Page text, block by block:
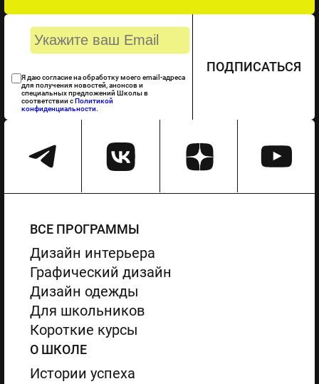
Я даю согласие на обработку моего email-адреса
для получения новостей, анонсов и
специальных предложений Школы в
соответствии сПолитикой
конфиденциальности.
ПОДПИСАТЬСЯ
ВСЕ ПРОГРАММЫ
Дизайн интерьера
Графический дизайн
Дизайн одежды
Для школьников
Короткие курсы
О ШКОЛЕ
Истории успеха